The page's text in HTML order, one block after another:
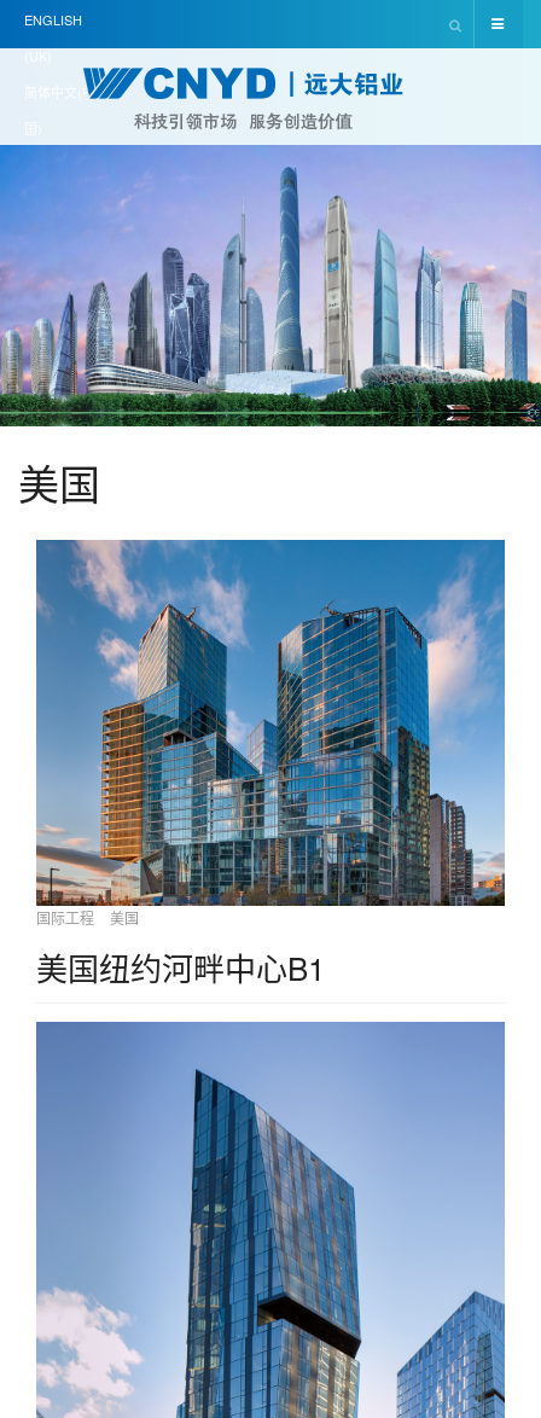
ENGLISH
(UK)
简体中文(中
国)
美国
国际工程 美国
美国纽约河畔中心B1